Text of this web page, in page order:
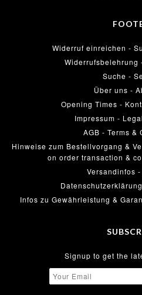
Widerruf einreichen -
Widerrufsbelehrung
Suche -
Über uns -
Opening Times -
Impressum -
AGB - Terms &
Hinweise zum Bestellvorgang &
on order transaction &
Versandinfos
Infos zu Gewährleistung &
Signup to get the